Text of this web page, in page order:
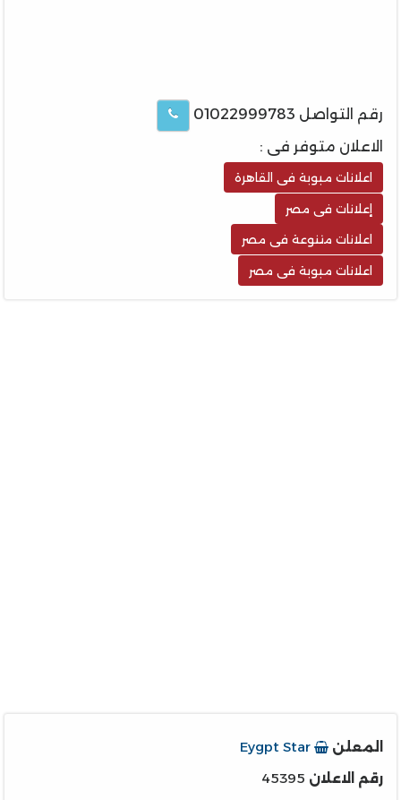
رقم التواصل 01022999783
الاعلان متوفر فى :
اعلانات مبوبة فى القاهرة
إعلانات فى مصر
اعلانات متنوعة فى مصر
اعلانات مبوبة فى مصر
المعلن
رقم الاعلان 45395